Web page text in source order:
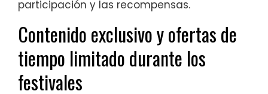
participación y las recompensas.
Contenido exclusivo y ofertas de
tiempo limitado durante los
festivales